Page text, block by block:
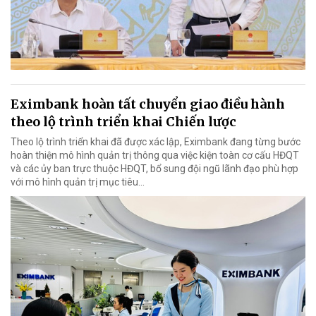
Eximbank hoàn tất chuyển giao điều hành
theo lộ trình triển khai Chiến lược
Theo lộ trình triển khai đã được xác lập, Eximbank đang từng bước
hoàn thiện mô hình quản trị thông qua việc kiện toàn cơ cấu HĐQT
và các ủy ban trực thuộc HĐQT, bổ sung đội ngũ lãnh đạo phù hợp
với mô hình quản trị mục tiêu...